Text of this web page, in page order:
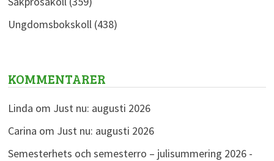
Ungdomsbokskoll(438)
KOMMENTARER
Linda om Just nu: augusti 2026
Carina om Just nu: augusti 2026
Semesterhets och semesterro – julisummering 2026 -